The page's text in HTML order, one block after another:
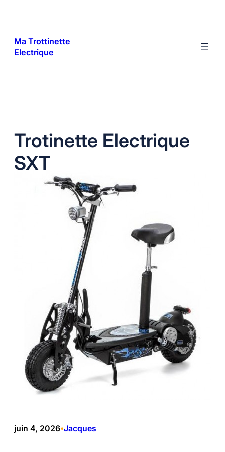
Ma Trottinette
Electrique
Trotinette Electrique
SXT
juin 4, 2026•Jacques